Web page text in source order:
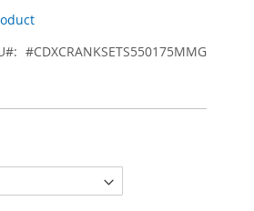
#CDXCRANKSETS550175MMG